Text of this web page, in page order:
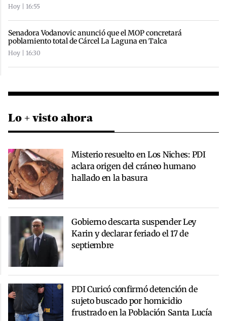
Hoy | 16:55
Senadora Vodanovic anunció que el MOP concretará
poblamiento total de Cárcel La Laguna en Talca
Hoy | 16:30
Lo + visto ahora
Misterio resuelto en Los Niches: PDI
aclara origen del cráneo humano
hallado en la basura
Gobierno descarta suspender Ley
Karin y declarar feriado el 17 de
septiembre
PDI Curicó confirmó detención de
sujeto buscado por homicidio
frustrado en la Población Santa Lucía